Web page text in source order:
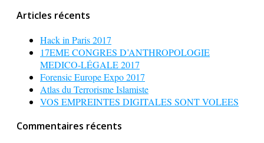
Articles récents
Hack in Paris 2017
17EME CONGRES D’ANTHROPOLOGIE
MEDICO-LÉGALE 2017
Forensic Europe Expo 2017
Atlas du Terrorisme Islamiste
VOS EMPREINTES DIGITALES SONT VOLEES
Commentaires récents